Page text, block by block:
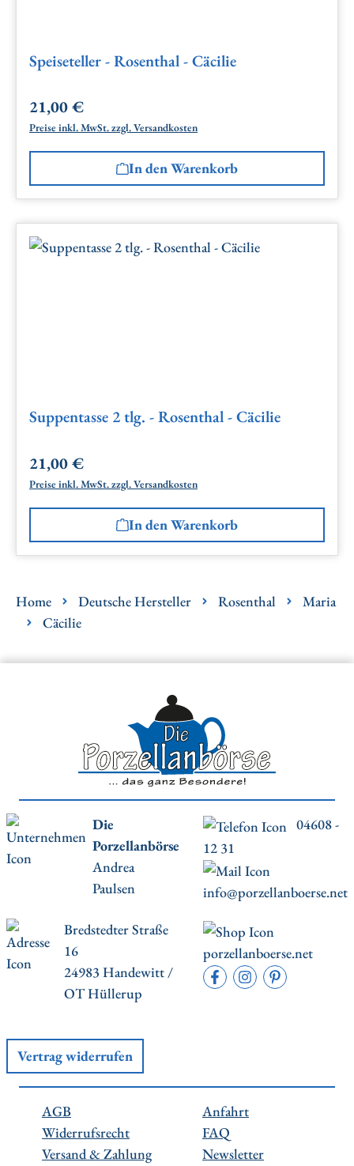
Speiseteller - Rosenthal - Cäcilie
Regulärer Preis:
21,00 €
Preise inkl. MwSt. zzgl. Versandkosten
In den Warenkorb
Suppentasse 2 tlg. - Rosenthal - Cäcilie
Regulärer Preis:
21,00 €
Preise inkl. MwSt. zzgl. Versandkosten
In den Warenkorb
Home Deutsche Hersteller Rosenthal
Maria
Cäcilie
Die
Porzellanbörse
Andrea
Paulsen
04608 -
12 31
info@porzellanboerse.net
Bredstedter Straße
16
24983 Handewitt /
OT Hüllerup
porzellanboerse.net
Vertrag widerrufen
AGB
Widerrufsrecht
Versand & Zahlung
Anfahrt
FAQ
Newsletter